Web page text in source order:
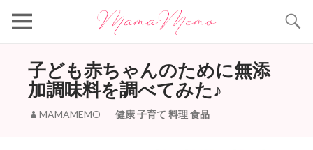
子ども赤ちゃんのために無添
加調味料を調べてみた♪
MAMAMEMO 健康子育て 料理食品